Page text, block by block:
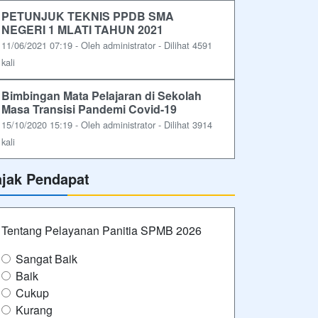
PETUNJUK TEKNIS PPDB SMA
NEGERI 1 MLATI TAHUN 2021
11/06/2021 07:19 - Oleh administrator - Dilihat 4591
kali
Bimbingan Mata Pelajaran di Sekolah
Masa Transisi Pandemi Covid-19
15/10/2020 15:19 - Oleh administrator - Dilihat 3914
kali
Pendapat
Tentang Pelayanan Panitia SPMB 2026
Sangat Baik
Baik
Cukup
Kurang